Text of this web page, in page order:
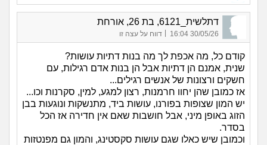
דתלשית_6121, בת 26, אורחת
30/05/26 16:04
| דווח על עצה זו
קודם כל, מה אכפת לך מה בנות דתיות עושות?
שנית, אמנם הן דתיות אבל הן בנות אדם רגילות, עם
חשקים ורצונות של אנשים רגילים...
אז כמובן שהן יחוו חרמנות, רצון למגע, למין, סקרנות וכו...
יש המון שצופות בפורנו, עושות ביד, מתנשקות ונוגעות בבן
הזוג באופן מיני, אבל חושבות שאם אין חדירה אז הכל
בסדר.
וכמובן שיש כאלו שגם עושות סקסטינג, והמון גם מפנטזות